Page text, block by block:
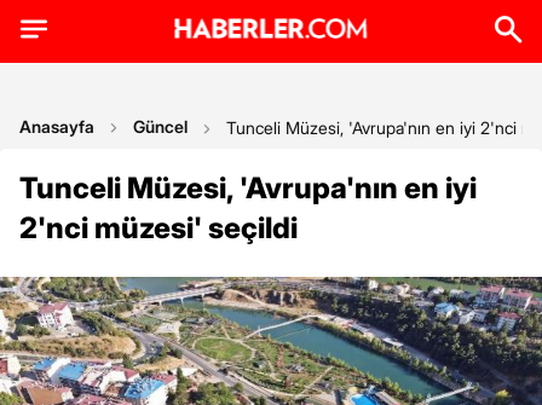
Anasayfa Güncel Tunceli Müzesi, 'Avrupa'nın en iyi 2'nci
Tunceli Müzesi, 'Avrupa'nın en iyi
2'nci müzesi' seçildi